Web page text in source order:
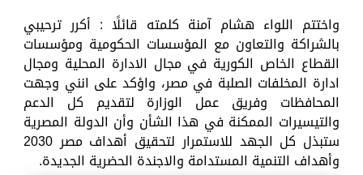
واختتم اللواء هشام آمنة كلمته قائلًا : أكرر ترحيبي
بالشراكة والتعاون مع المؤسسات الحكومية ومؤسسات
القطاع الخاص الكورية في مجال الادارة المحلية ومجال
ادارة المخلفات الصلبة في مصر، واؤكد على انني وجهت
المحافظات وفريق عمل الوزارة لتقديم كل الدعم
والتيسيرات الممكنة في هذا الشأن وأن الدولة المصرية
ستبذل كل الجهد للاستمرار لتحقيق أهداف مصر 2030
وأهداف التنمية المستدامة والاجندة الحضرية الجديدة.